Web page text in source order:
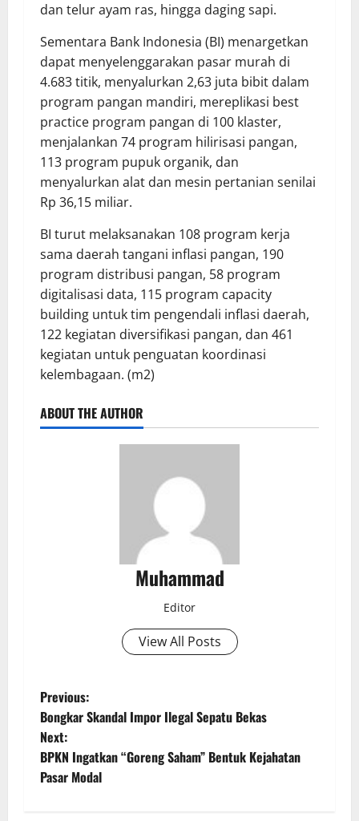
dan telur ayam ras, hingga daging sapi.
Sementara Bank Indonesia (BI) menargetkan
dapat menyelenggarakan pasar murah di
4.683 titik, menyalurkan 2,63 juta bibit dalam
program pangan mandiri, mereplikasi best
practice program pangan di 100 klaster,
menjalankan 74 program hilirisasi pangan,
113 program pupuk organik, dan
menyalurkan alat dan mesin pertanian senilai
Rp 36,15 miliar.
BI turut melaksanakan 108 program kerja
sama daerah tangani inflasi pangan, 190
program distribusi pangan, 58 program
digitalisasi data, 115 program capacity
building untuk tim pengendali inflasi daerah,
122 kegiatan diversifikasi pangan, dan 461
kegiatan untuk penguatan koordinasi
kelembagaan. (m2)
ABOUT THE AUTHOR
Muhammad
Editor
View All Posts
Previous:
Bongkar Skandal Impor Ilegal Sepatu Bekas
Next:
BPKN Ingatkan “Goreng Saham” Bentuk Kejahatan
Pasar Modal